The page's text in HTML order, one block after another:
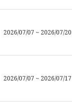
2026/07/07 ~ 2026/07/20
2026/07/07 ~ 2026/07/17